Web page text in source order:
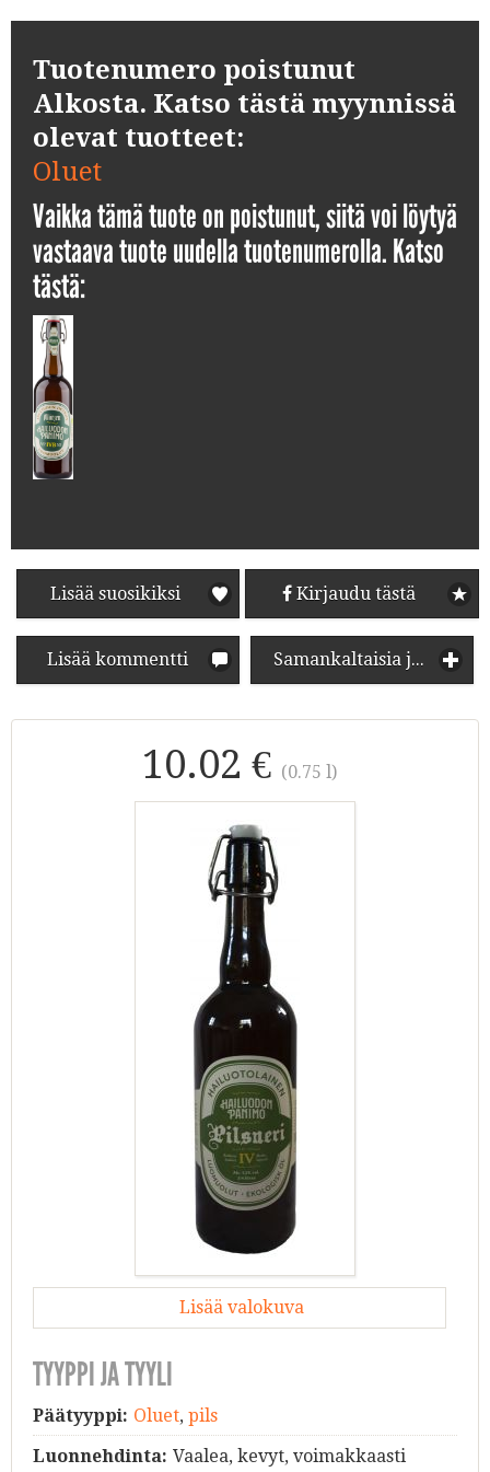
Tuotenumero poistunut
Alkosta. Katso tästä myynnissä
olevat tuotteet:
Oluet
Vaikka tämä tuote on poistunut, siitä voi löytyä
vastaava tuote uudella tuotenumerolla. Katso
tästä:
Lisää suosikiksi Kirjaudu tästä
Lisää kommentti Samankaltaisia juomia
10.02 € (0.75 l)
Lisää valokuva
TYYPPI JA TYYLI
Päätyyppi: Oluet, pils
Luonnehdinta: Vaalea, kevyt, voimakkaasti